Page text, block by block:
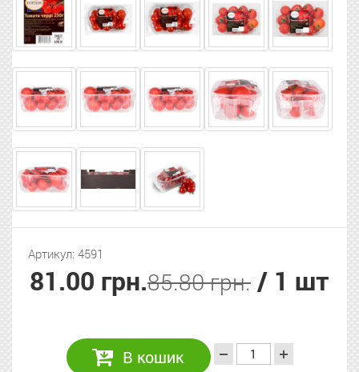
Артикул: 4591
81.00 грн.85.80 грн. / 1 шт
В кошик